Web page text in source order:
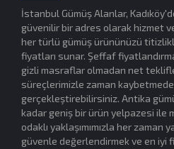
İstanbul Gümüş Alanlar,
güvenilir bir adres olarak hizmet
her türlü gümüş ürününüzü
fiyatları sunar. Şeffaf
gizli masraflar olmadan net
süreçlerimizle zaman
gerçekleştirebilirsiniz. Antika
kadar geniş bir ürün yelpazesi ile
odaklı yaklaşımımızla her zaman
güvenle değerlendirmek ve en iyi